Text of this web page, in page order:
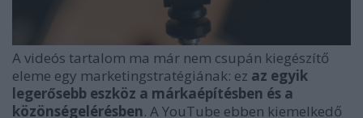
A videós tartalom ma már nem csupán kiegészítő
eleme egy marketingstratégiának: ez az egyik
legerősebb eszköz a márkaépítésben és a
közönségelérésben. A YouTube ebben kiemelkedő